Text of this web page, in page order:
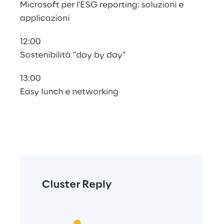
Microsoft per l'ESG reporting: soluzioni e
applicazioni
12:00
Sostenibilità “day by day”
13:00
Easy lunch e networking
Cluster Reply